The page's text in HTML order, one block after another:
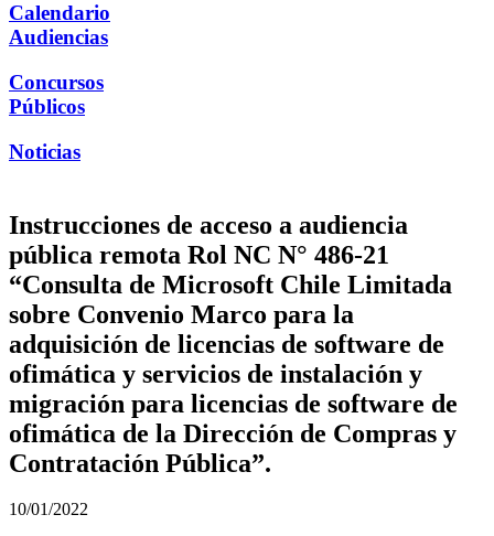
Calendario
Audiencias
Concursos
Públicos
Noticias
Instrucciones de acceso a audiencia
pública remota Rol NC N° 486-21
“Consulta de Microsoft Chile Limitada
sobre Convenio Marco para la
adquisición de licencias de software de
ofimática y servicios de instalación y
migración para licencias de software de
ofimática de la Dirección de Compras y
Contratación Pública”.
10/01/2022